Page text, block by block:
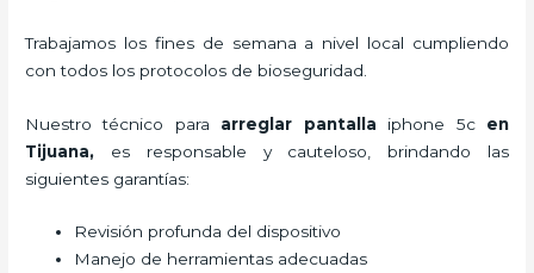
Trabajamos los fines de semana a nivel local cumpliendo
con todos los protocolos de bioseguridad.
Nuestro técnico para arreglar pantalla iphone 5cen
Tijuana, es responsable y cauteloso, brindando las
siguientes garantías:
Revisión profunda del dispositivo
Manejo de herramientas adecuadas